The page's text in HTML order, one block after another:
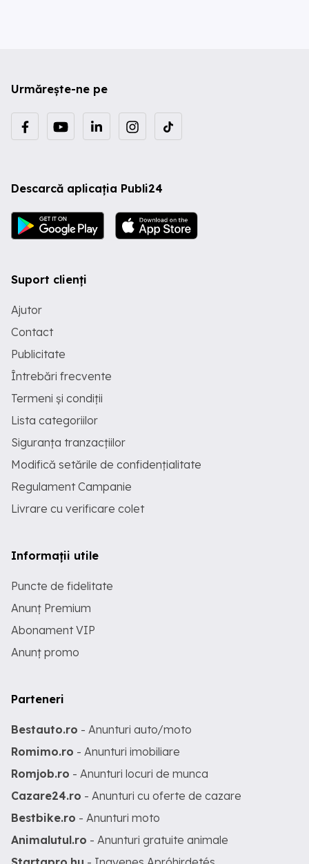
Urmărește-ne pe
Descarcă aplicația Publi24
Suport clienți
Ajutor
Contact
Publicitate
Întrebări frecvente
Termeni și condiții
Lista categoriilor
Siguranța tranzacțiilor
Modifică setările de confidențialitate
Regulament Campanie
Livrare cu verificare colet
Informații utile
Puncte de fidelitate
Anunț Premium
Abonament VIP
Anunț promo
Parteneri
Bestauto.ro - Anunturi auto/moto
Romimo.ro - Anunturi imobiliare
Romjob.ro - Anunturi locuri de munca
Cazare24.ro - Anunturi cu oferte de cazare
Bestbike.ro - Anunturi moto
Animalutul.ro - Anunturi gratuite animale